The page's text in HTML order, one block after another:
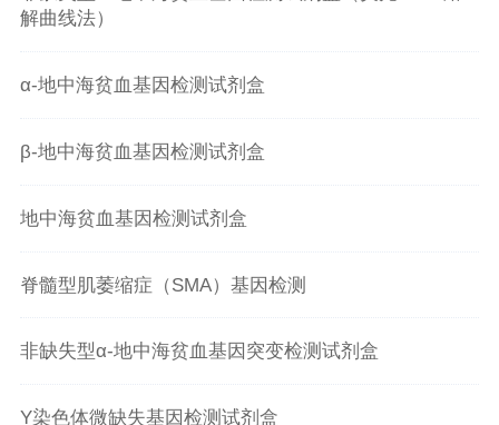
解曲线法）
α-地中海贫血基因检测试剂盒
β-地中海贫血基因检测试剂盒
地中海贫血基因检测试剂盒
脊髓型肌萎缩症（SMA）基因检测
非缺失型α-地中海贫血基因突变检测试剂盒
Y染色体微缺失基因检测试剂盒